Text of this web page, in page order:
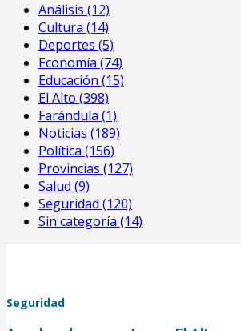
Análisis (12)
Cultura (14)
Deportes (5)
Economía (74)
Educación (15)
El Alto (398)
Farándula (1)
Noticias (189)
Política (156)
Provincias (127)
Salud (9)
Seguridad (120)
Sin categoría (14)
Seguridad